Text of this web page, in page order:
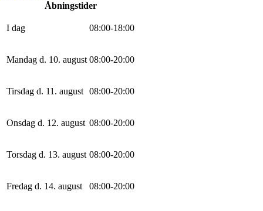
Åbningstider
I dag 08:00-18:00
Mandag d. 10. august 08:00-20:00
Tirsdag d. 11. august 08:00-20:00
Onsdag d. 12. august 08:00-20:00
Torsdag d. 13. august 08:00-20:00
Fredag d. 14. august 08:00-20:00